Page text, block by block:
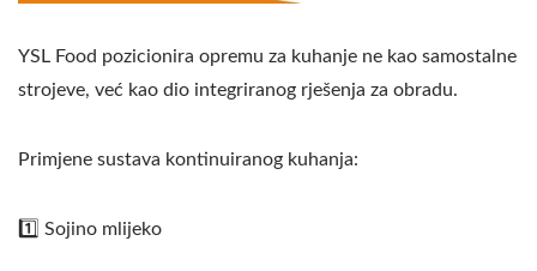
YSL Food pozicionira opremu za kuhanje ne kao samostalne
strojeve, već kao dio integriranog rješenja za obradu.
Primjene sustava kontinuiranog kuhanja:
1️⃣ Sojino mlijeko